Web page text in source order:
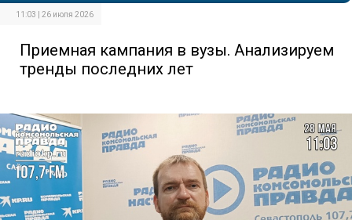
11:03 | 26 июля 2026
Приемная кампания в вузы. Анализируем
тренды последних лет